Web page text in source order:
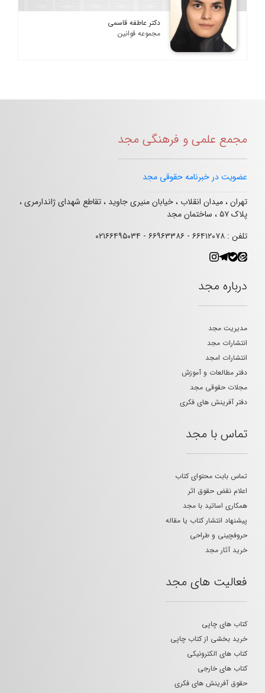
دکتر عاطفه قاسمی
مجموعه قوانین
مجمع علمی و فرهنگی مجد
عضویت در خبرنامه حقوقی مجد
تهران ، میدان انقلاب ، خیابان منیری جاوید ، تقاطع شهدای ژاندارمری ،
پلاک ۵۷ ، ساختمان مجد
تلفن : ۶۶۴۱۲۰۷۸ - ۶۶۹۶۳۳۸۶ - ۰۲۱۶۶۴۹۵۰۳۴
درباره مجد
مدیریت مجد
انتشارات مجد
انتشارات امجد
دفتر مطالعات و آموزش
مجلات حقوقی مجد
دفتر آفرینش های فکری
تماس با مجد
تماس بابت محتوای کتاب
اعلام نقض حقوق اثر
همکاری اساتید با مجد
پیشنهاد انتشار کتاب یا مقاله
حروفچینی و طراحی
خرید آثار مجد
فعالیت های مجد
کتاب های چاپی
خرید بخشی از کتاب چاپی
کتاب های الکترونیکی
کتاب های خارجی
حقوق آفرینش های فکری